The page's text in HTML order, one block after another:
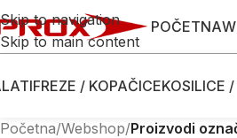
Skip to navigation
Skip to main content
POČETNA
FREZE / KOPAČICEKOSILICE
Početna/Webshop/Proizvodi